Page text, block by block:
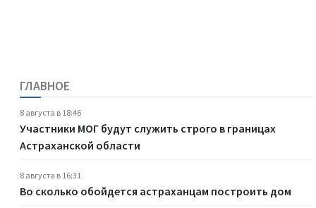
ГЛАВНОЕ
8 августа в 18:46
Участники МОГ будут служить строго в границах
Астраханской области
8 августа в 16:31
Во сколько обойдется астраханцам построить дом